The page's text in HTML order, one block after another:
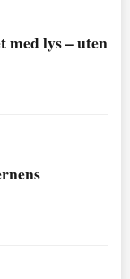
lys – uten